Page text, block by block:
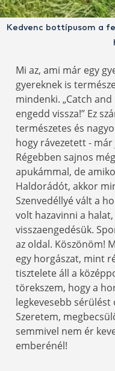
Kedvenc bottípusom a
Mi az, ami már egy
gyereknek is
mindenki. „Catch and
engedd vissza!” Ez
természetes és
hogy rávezetett -
Régebben sajnos
apukámmal, de
Haldorádót, akkor
Szenvedéllyé vált a
volt hazavinni a
visszaengedésük.
az oldal. Köszönöm!
egy horgászat, mint
tisztelete áll a
törekszem, hogy a
legkevesebb sérülést
Szeretem,
semmivel nem ér
emberénél!